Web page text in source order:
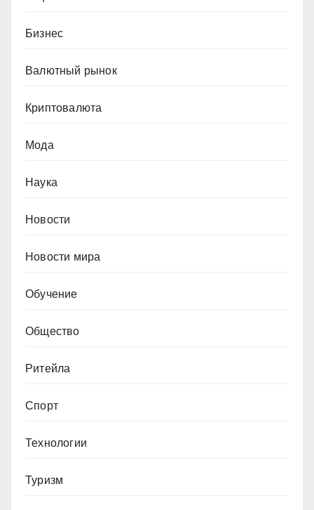
Бизнес
Валютный рынок
Криптовалюта
Мода
Наука
Новости
Новости мира
Обучение
Общество
Ритейла
Спорт
Технологии
Туризм